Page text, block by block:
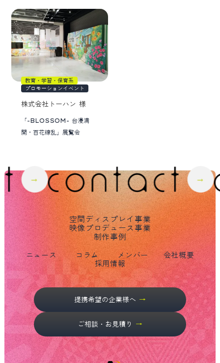
教育・学習・保育系
プロモーションイベント
株式会社トーハン 様
「-BLOSSOM- 台漫満
開・百花繚乱」展覧会
空間ディスプレイ事業
映像プロデュース事業
制作事例
ニュース コラム メンバー
会社概要
採用情報
提携希望の企業様へ
ご相談・お見積り